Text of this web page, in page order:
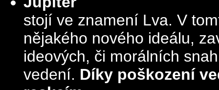
stojí ve znamení Lva. V
nějakého nového ideálu,
ideových, či morálních
vedení. Díky poškození